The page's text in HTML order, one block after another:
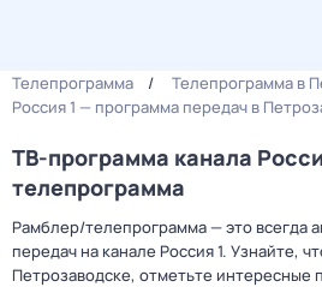
Телепрограмма
Телепрограмма в
Россия 1 — программа передач в
ТВ-программа канала
телепрограмма
Рамблер/телепрограмма — это всегда
передач на канале Россия 1. Узнайте,
Петрозаводске, отметьте интересные